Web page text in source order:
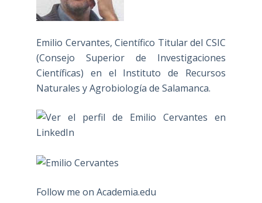
Emilio Cervantes, Científico Titular del CSIC
(Consejo Superior de Investigaciones
Científicas) en el Instituto de Recursos
Naturales y Agrobiología de Salamanca.
Follow me on Academia.edu